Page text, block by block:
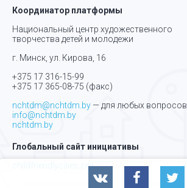
Координатор платформы
Национальный центр художественного
творчества детей и молодежи
г. Минск, ул. Кирова, 16
+375 17 316-15-99
+375 17 365-08-75 (факс)
nchtdm@nchtdm.by — для любых вопросов
info@nchtdm.by
nchtdm.by
Глобальный сайт инициативы
childfriendlycities.org